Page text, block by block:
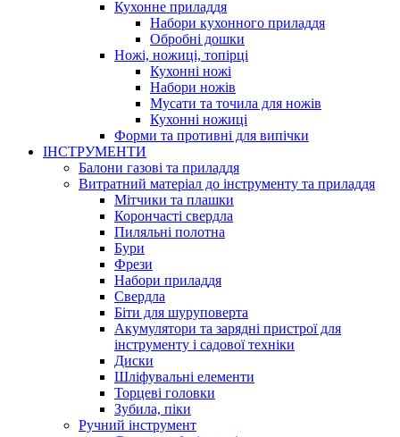
Кухонне приладдя
Набори кухонного приладдя
Обробні дошки
Ножі, ножиці, топірці
Кухонні ножі
Набори ножів
Мусати та точила для ножів
Кухонні ножиці
Форми та противні для випічки
ІНСТРУМЕНТИ
Балони газові та приладдя
Витратний матеріал до інструменту та приладдя
Мітчики та плашки
Корончасті свердла
Пиляльні полотна
Бури
Фрези
Набори приладдя
Свердла
Біти для шуруповерта
Акумулятори та зарядні пристрої для
інструменту і садової техніки
Диски
Шліфувальні елементи
Торцеві головки
Зубила, піки
Ручний інструмент